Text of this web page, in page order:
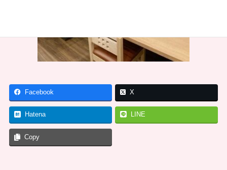
Facebook X
Hatena LINE
Copy